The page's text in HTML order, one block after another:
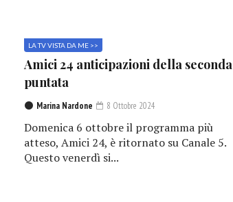
LA TV VISTA DA ME >>
Amici 24 anticipazioni della seconda
puntata
Marina Nardone 8 Ottobre 2024
Domenica 6 ottobre il programma più
atteso, Amici 24, è ritornato su Canale 5.
Questo venerdì si...